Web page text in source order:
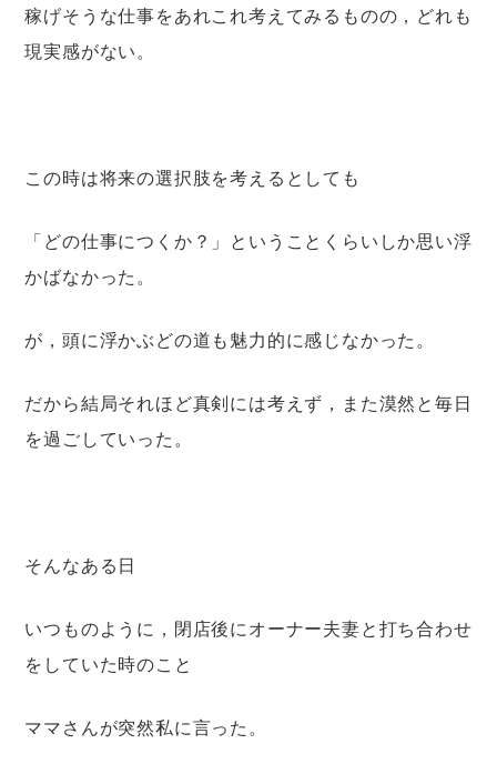
稼げそうな仕事をあれこれ考えてみるものの，どれも
現実感がない。
この時は将来の選択肢を考えるとしても
「どの仕事につくか？」ということくらいしか思い浮
かばなかった。
が，頭に浮かぶどの道も魅力的に感じなかった。
だから結局それほど真剣には考えず，また漠然と毎日
を過ごしていった。
そんなある日
いつものように，閉店後にオーナー夫妻と打ち合わせ
をしていた時のこと
ママさんが突然私に言った。